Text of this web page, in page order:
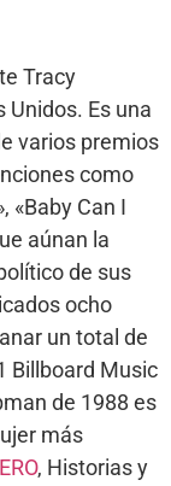
Tracy
Unidos. Es una
varios premios
como
«Baby Can I
aúnan la
de sus
ocho
un total de
Billboard Music
de 1988 es
más
, Historias y